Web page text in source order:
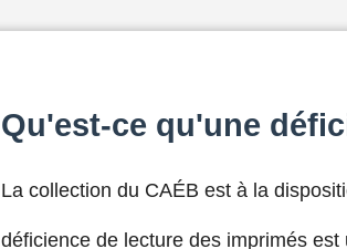
Qu'est-ce qu'une
La collection du CAÉB est à la
déficience de lecture des imprimés